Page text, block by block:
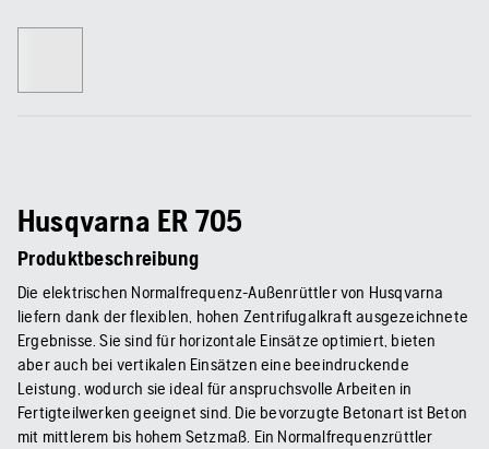
Husqvarna ER 705
Produktbeschreibung
Die elektrischen Normalfrequenz-Außenrüttler von Husqvarna
liefern dank der flexiblen, hohen Zentrifugalkraft ausgezeichnete
Ergebnisse. Sie sind für horizontale Einsätze optimiert, bieten
aber auch bei vertikalen Einsätzen eine beeindruckende
Leistung, wodurch sie ideal für anspruchsvolle Arbeiten in
Fertigteilwerken geeignet sind. Die bevorzugte Betonart ist Beton
mit mittlerem bis hohem Setzmaß. Ein Normalfrequenzrüttler